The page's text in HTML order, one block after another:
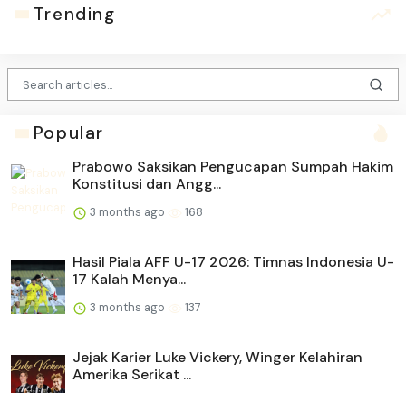
Trending
Popular
Prabowo Saksikan Pengucapan Sumpah Hakim
Konstitusi dan Angg...
3 months ago 168
Hasil Piala AFF U-17 2026: Timnas Indonesia U-
17 Kalah Menya...
3 months ago 137
Jejak Karier Luke Vickery, Winger Kelahiran
Amerika Serikat ...